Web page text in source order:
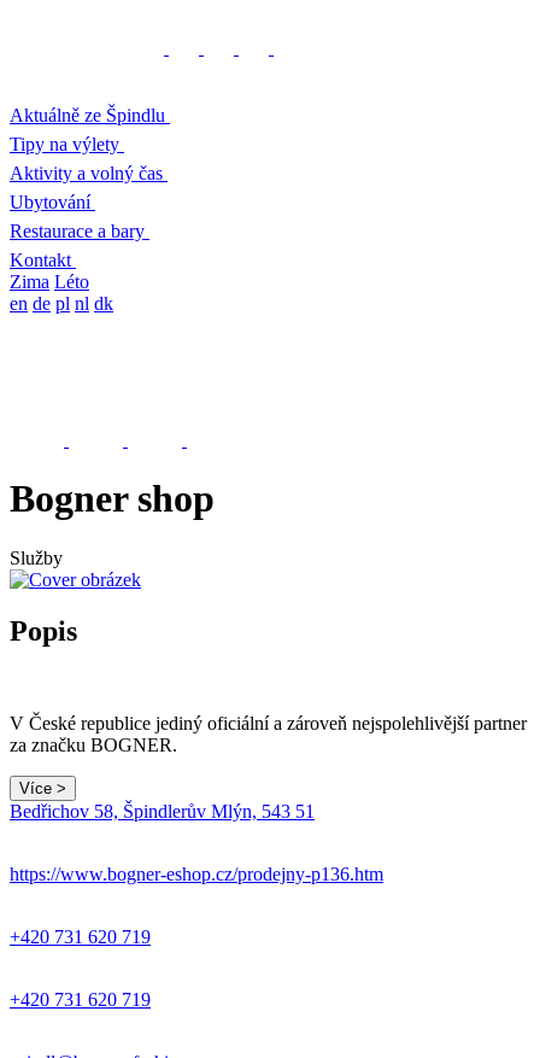
Aktuálně ze Špindlu
Tipy na výlety
Aktivity a volný čas
Ubytování
Restaurace a bary
Kontakt
Zima Léto
en de pl nl dk
Bogner shop
Služby
Popis
V České republice jediný oficiální a zároveň ​nejspolehlivější partner
za značku BOGNER.
Více >
Bedřichov 58, Špindlerův Mlýn, 543 51
https://www.bogner-eshop.cz/prodejny-p136.htm
+420 731 620 719
+420 731 620 719